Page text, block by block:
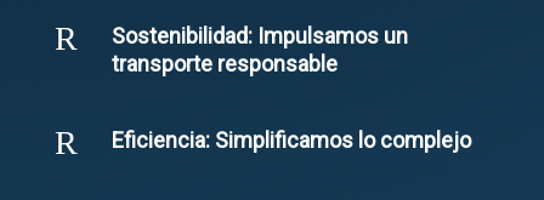
R
Sostenibilidad: Impulsamos un
transporte responsable
R Eficiencia: Simplificamos lo complejo